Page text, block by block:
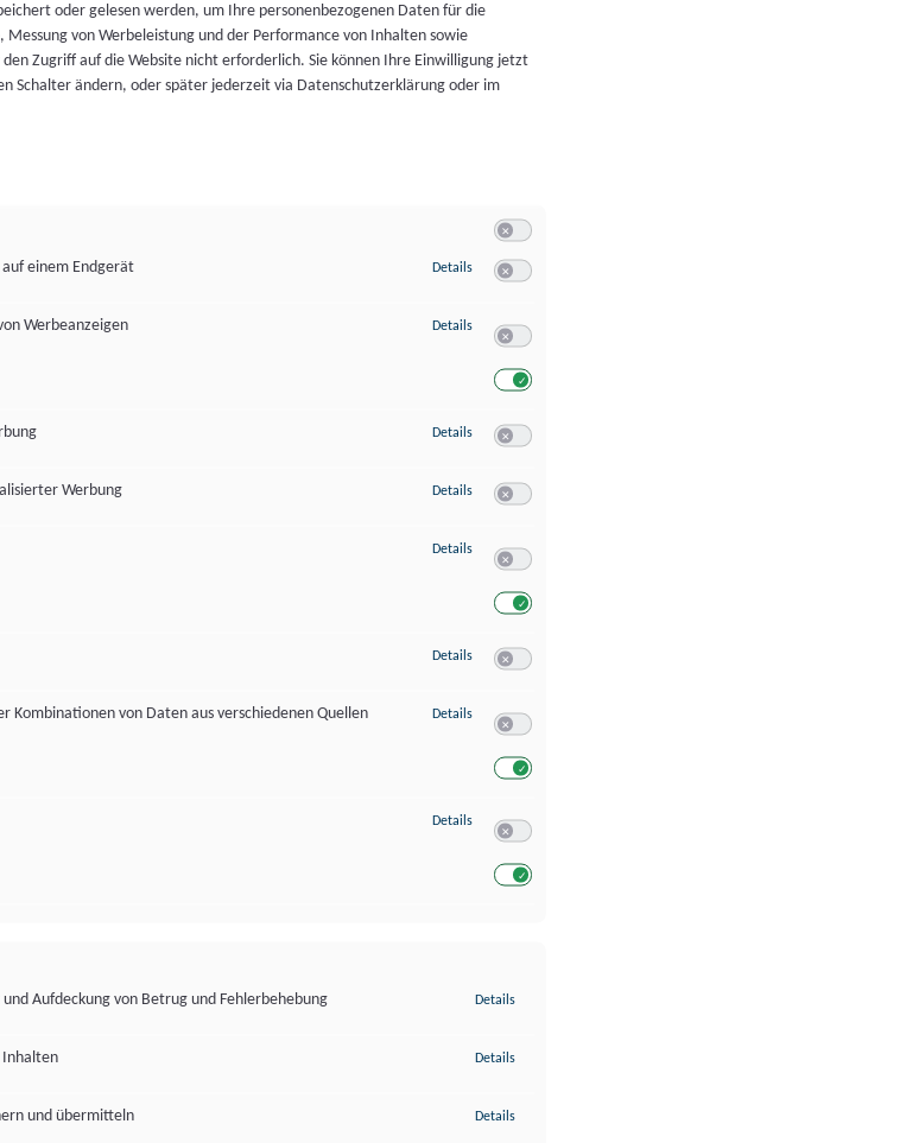
oder gelesen werden, um Ihre personenbezogenen Daten für die
von Werbeleistung und der Performance von Inhalten sowie
Zugriff auf die Website nicht erforderlich. Sie können Ihre Einwilligung jetzt
Schalter ändern, oder später jederzeit via Datenschutzerklärung oder im
einem Endgerät
Details zu Speichern von oder Zugriff auf Informationen auf einem Endgerät
Werbeanzeigen
Details zu Verwendung reduzierter Daten zur Auswahl von Werbeanzeigen
Details zu Erstellung von Profilen für personalisierte Werbung
Werbung
Details zu Verwendung von Profilen zur Auswahl personalisierter Werbung
Details zu Messung der Werbeleistung
Details zu Messung der Performance von Inhalten
Kombinationen von Daten aus verschiedenen Quellen
Details zu Analyse von Zielgruppen durch Statistiken oder Kombinationen von
Details zu Entwicklung und Verbesserung der Angebote
Aufdeckung von Betrug und Fehlerbehebung
Details
Inhalten Details
und übermitteln Details